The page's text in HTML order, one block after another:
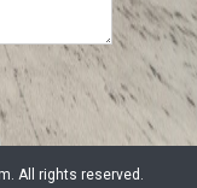
All rights reserved.